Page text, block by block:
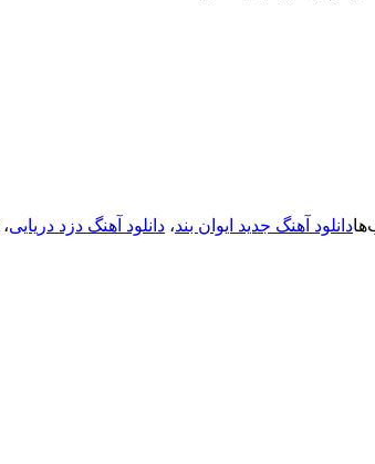
دانلود آهنگ جدید ایوان بند، دانلود آهنگ دزد دریایی،